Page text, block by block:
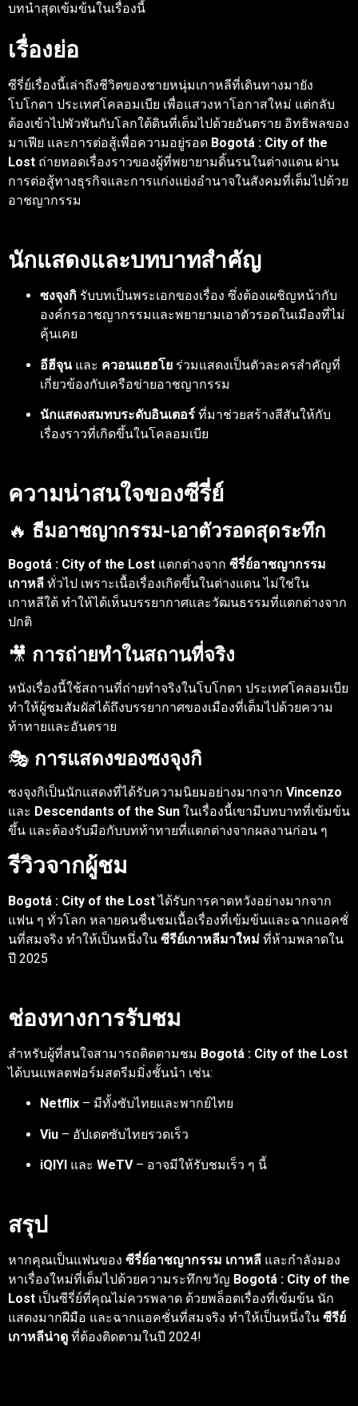
บทนำสุดเข้มข้นในเรื่องนี้
เรื่องย่อ
ซีรี่ย์เรื่องนี้เล่าถึงชีวิตของชายหนุ่มเกาหลีที่เดินทางมายัง
โบโกตา ประเทศโคลอมเบีย เพื่อแสวงหาโอกาสใหม่ แต่กลับ
ต้องเข้าไปพัวพันกับโลกใต้ดินที่เต็มไปด้วยอันตราย อิทธิพลของ
มาเฟีย และการต่อสู้เพื่อความอยู่รอด Bogotá : City of the
Lost ถ่ายทอดเรื่องราวของผู้ที่พยายามดิ้นรนในต่างแดน ผ่าน
การต่อสู้ทางธุรกิจและการแก่งแย่งอำนาจในสังคมที่เต็มไปด้วย
อาชญากรรม
นักแสดงและบทบาทสำคัญ
ซงจุงกิ รับบทเป็นพระเอกของเรื่อง ซึ่งต้องเผชิญหน้ากับ
องค์กรอาชญากรรมและพยายามเอาตัวรอดในเมืองที่ไม่
คุ้นเคย
อีฮีจุนและ ควอนแฮฮโย ร่วมแสดงเป็นตัวละครสำคัญที่
เกี่ยวข้องกับเครือข่ายอาชญากรรม
นักแสดงสมทบระดับอินเตอร์ ที่มาช่วยสร้างสีสันให้กับ
เรื่องราวที่เกิดขึ้นในโคลอมเบีย
ความน่าสนใจของซีรี่ย์
🔥 ธีมอาชญากรรม-เอาตัวรอดสุดระทึก
Bogotá : City of the Lost แตกต่างจาก ซีรี่ย์อาชญากรรม
เกาหลี ทั่วไป เพราะเนื้อเรื่องเกิดขึ้นในต่างแดน ไม่ใช่ใน
เกาหลีใต้ ทำให้ได้เห็นบรรยากาศและวัฒนธรรมที่แตกต่างจาก
ปกติ
🎥 การถ่ายทำในสถานที่จริง
หนังเรื่องนี้ใช้สถานที่ถ่ายทำจริงในโบโกตา ประเทศโคลอมเบีย
ทำให้ผู้ชมสัมผัสได้ถึงบรรยากาศของเมืองที่เต็มไปด้วยความ
ท้าทายและอันตราย
🎭 การแสดงของซงจุงกิ
ซงจุงกิเป็นนักแสดงที่ได้รับความนิยมอย่างมากจาก Vincenzo
และ Descendants of the Sun ในเรื่องนี้เขามีบทบาทที่เข้มข้น
ขึ้น และต้องรับมือกับบทท้าทายที่แตกต่างจากผลงานก่อน ๆ
รีวิวจากผู้ชม
Bogotá : City of the Lostได้รับการคาดหวังอย่างมากจาก
แฟน ๆ ทั่วโลก หลายคนชื่นชมเนื้อเรื่องที่เข้มข้นและฉากแอคชั่
นที่สมจริง ทำให้เป็นหนึ่งใน ซีรีย์เกาหลีมาใหม่ ที่ห้ามพลาดใน
ปี 2025
ช่องทางการรับชม
สำหรับผู้ที่สนใจสามารถติดตามชม Bogotá : City of the Lost
ได้บนแพลตฟอร์มสตรีมมิ่งชั้นนำ เช่น:
Netflix – มีทั้งซับไทยและพากย์ไทย
Viu – อัปเดตซับไทยรวดเร็ว
iQIYI และ WeTV– อาจมีให้รับชมเร็ว ๆ นี้
สรุป
หากคุณเป็นแฟนของ ซีรี่ย์อาชญากรรม เกาหลี และกำลังมอง
หาเรื่องใหม่ที่เต็มไปด้วยความระทึกขวัญ Bogotá : City of the
Lost เป็นซีรี่ย์ที่คุณไม่ควรพลาด ด้วยพล็อตเรื่องที่เข้มข้น นัก
แสดงมากฝีมือ และฉากแอคชั่นที่สมจริง ทำให้เป็นหนึ่งใน ซีรีย์
เกาหลีน่าดู ที่ต้องติดตามในปี 2024!